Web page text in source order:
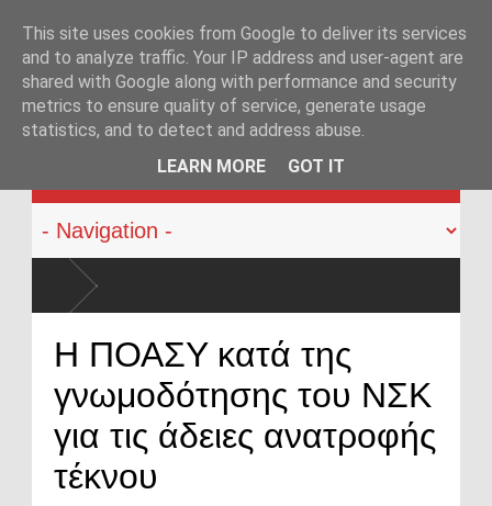
KATEHACKER
Η ΠΟΑΣΥ κατά της
γνωμοδότησης του ΝΣΚ
για τις άδειες ανατροφής
τέκνου
This site uses cookies from Google to deliver its services
and to analyze traffic. Your IP address and user-agent are
shared with Google along with performance and security
metrics to ensure quality of service, generate usage
statistics, and to detect and address abuse.
LEARN MORE
GOT IT